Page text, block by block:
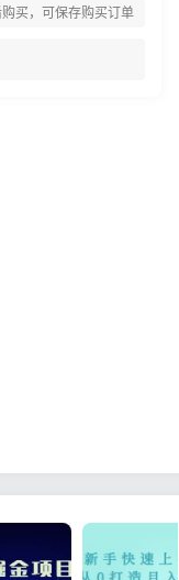
买，可保存购买订单